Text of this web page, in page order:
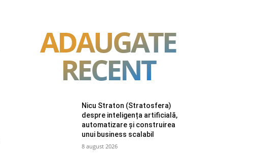
ADAUGATE
RECENT
Nicu Straton (Stratosfera)
despre inteligența artificială,
automatizare și construirea
unui business scalabil
8 august 2026